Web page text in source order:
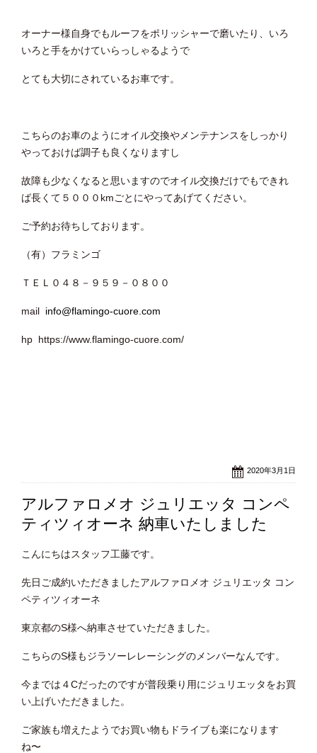
オーナー様自身でもルーフをポリッシャーで磨いたり、いろ
いろと手をかけていらっしゃるようで
とても大切にされているお車です。
こちらのお車のようにオイル交換やメンテナンスをしっかり
やっておけば調子も良くなりますし
故障も少なくなると思いますのでオイル交換だけでもできれ
ば長くて５０００kmごとにやってあげてください。
ご予約お待ちしております。
（有）フラミンゴ
ＴＥＬ０４８－９５９－０８００
mail info@flamingo-cuore.com
hp https://www.flamingo-cuore.com/
2020年3月1日
アルファロメオ ジュリエッタ コンペ
ティツィオーネ 納車いたしました
こんにちはスタッフ工藤です。
先日ご成約いただきましたアルファロメオ ジュリエッタ コン
ペティツィオーネ
東京都のS様へ納車させていただきました。
こちらのS様もジラソーレレーシングのメンバーなんです。
今までは４Cだったのですが普段乗り用にジュリエッタをお買
い上げいただきました。
ご家族も増えたようでお買い物もドライブも楽になります
ね〜